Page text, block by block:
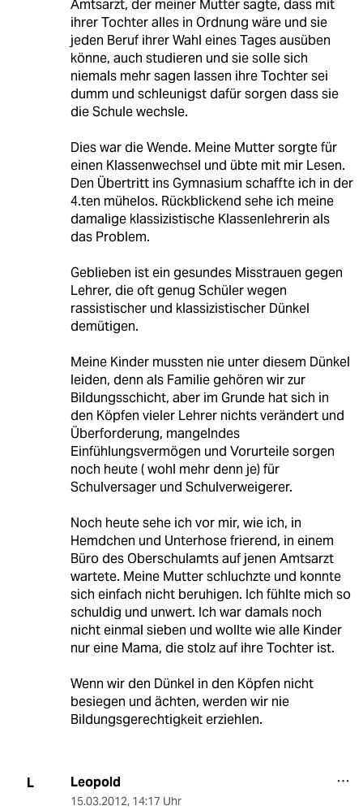
Amtsarzt, der meiner Mutter sagte, dass mit
ihrer Tochter alles in Ordnung wäre und sie
jeden Beruf ihrer Wahl eines Tages ausüben
könne, auch studieren und sie solle sich
niemals mehr sagen lassen ihre Tochter sei
dumm und schleunigst dafür sorgen dass sie
die Schule wechsle.
Dies war die Wende. Meine Mutter sorgte für
einen Klassenwechsel und übte mit mir Lesen.
Den Übertritt ins Gymnasium schaffte ich in der
4.ten mühelos. Rückblickend sehe ich meine
damalige klassizistische Klassenlehrerin als
das Problem.
Geblieben ist ein gesundes Misstrauen gegen
Lehrer, die oft genug Schüler wegen
rassistischer und klassizistischer Dünkel
demütigen.
Meine Kinder mussten nie unter diesem Dünkel
leiden, denn als Familie gehören wir zur
Bildungsschicht, aber im Grunde hat sich in
den Köpfen vieler Lehrer nichts verändert und
Überforderung, mangelndes
Einfühlungsvermögen und Vorurteile sorgen
noch heute ( wohl mehr denn je) für
Schulversager und Schulverweigerer.
Noch heute sehe ich vor mir, wie ich, in
Hemdchen und Unterhose frierend, in einem
Büro des Oberschulamts auf jenen Amtsarzt
wartete. Meine Mutter schluchzte und konnte
sich einfach nicht beruhigen. Ich fühlte mich so
schuldig und unwert. Ich war damals noch
nicht einmal sieben und wollte wie alle Kinder
nur eine Mama, die stolz auf ihre Tochter ist.
Wenn wir den Dünkel in den Köpfen nicht
besiegen und ächten, werden wir nie
Bildungsgerechtigkeit erziehlen.
L Leopold
15.03.2012, 14:17 Uhr